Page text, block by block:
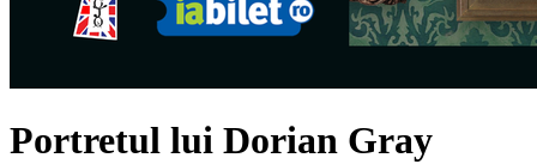
Portretul lui Dorian Gray